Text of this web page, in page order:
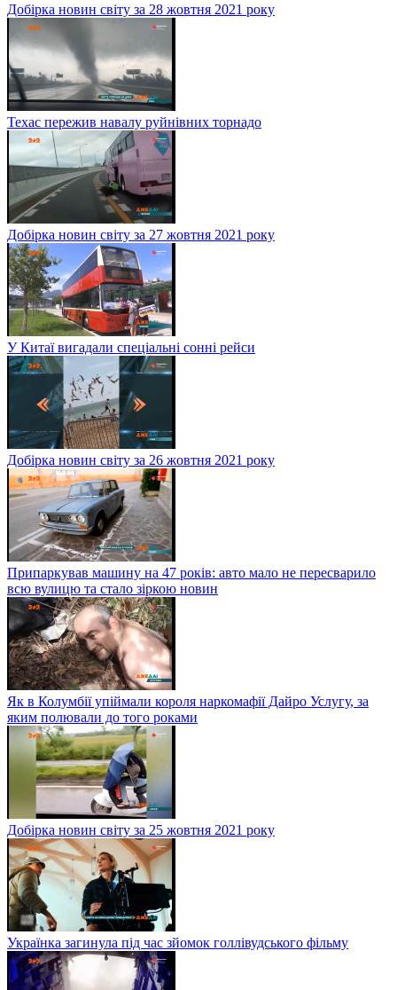
Добірка новин світу за 28 жовтня 2021 року
Техас пережив навалу руйнівних торнадо
Добірка новин світу за 27 жовтня 2021 року
У Китаї вигадали спеціальні сонні рейси
Добірка новин світу за 26 жовтня 2021 року
Припаркував машину на 47 років: авто мало не пересварило
всю вулицю та стало зіркою новин
Як в Колумбії упіймали короля наркомафії Дайро Услугу, за
яким полювали до того роками
Добірка новин світу за 25 жовтня 2021 року
Українка загинула під час зйомок голлівудського фільму